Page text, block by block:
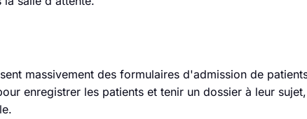
massivement des formulaires d'admission de
enregistrer les patients et tenir un dossier à leur